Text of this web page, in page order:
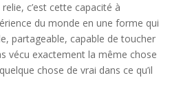
c’est cette capacité à
du monde en une forme qui
partageable, capable de toucher
vécu exactement la même chose
chose de vrai dans ce qu’il